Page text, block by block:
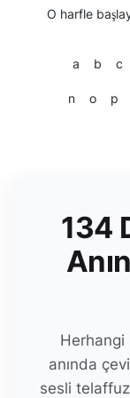
O harfle
a b c
n o p
134
anında
sesli